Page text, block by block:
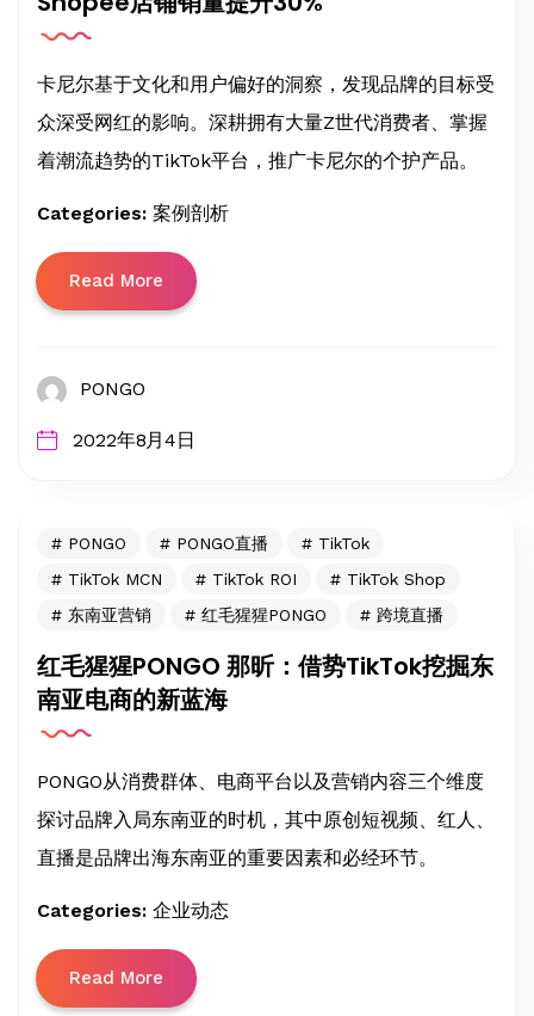
卡尼尔基于文化和用户偏好的洞察，发现品牌的目标受
众深受网红的影响。深耕拥有大量Z世代消费者、掌握
着潮流趋势的TikTok平台，推广卡尼尔的个护产品。
Categories: 案例剖析
Read More
PONGO
2022年8月4日
PONGO PONGO直播
TikTok
TikTok MCN
TikTok ROI
TikTok Shop
东南亚营销
红毛猩猩PONGO 跨境直播
红毛猩猩PONGO 那昕：借势TikTok挖掘东
南亚电商的新蓝海
PONGO从消费群体、电商平台以及营销内容三个维度
探讨品牌入局东南亚的时机，其中原创短视频、红人、
直播是品牌出海东南亚的重要因素和必经环节。
Categories: 企业动态
Read More